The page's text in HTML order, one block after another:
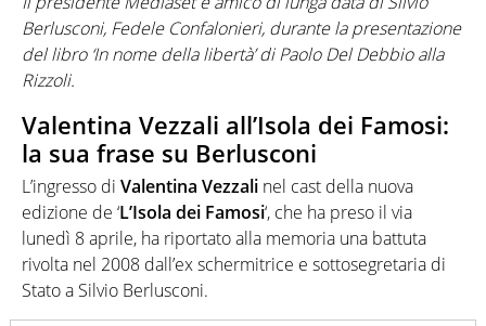
Berlusconi, Fedele Confalonieri, durante la presentazione
del libro ‘In nome della libertà’ di Paolo Del Debbio alla
Rizzoli.
Valentina Vezzali all’Isola dei Famosi:
la sua frase su Berlusconi
L’ingresso di Valentina Vezzali nel cast della nuova
edizione de ‘L’Isola dei Famosi‘, che ha preso il via
lunedì 8 aprile, ha riportato alla memoria una battuta
rivolta nel 2008 dall’ex schermitrice e sottosegretaria di
Stato a Silvio Berlusconi.